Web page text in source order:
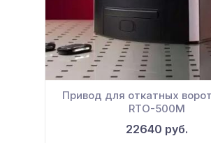
Привод для откатных
RTO-500М
22640 руб.